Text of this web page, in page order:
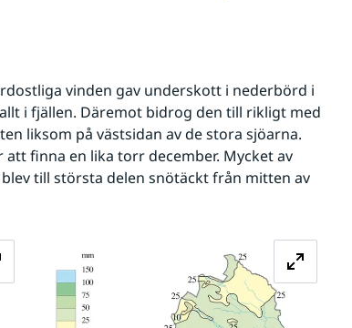
vinden gav underskott i nederbörd i
i fjällen. Däremot bidrog den till rikligt med
liksom på västsidan av de stora sjöarna.
finna en lika torr december. Mycket av
till största delen snötäckt från mitten av